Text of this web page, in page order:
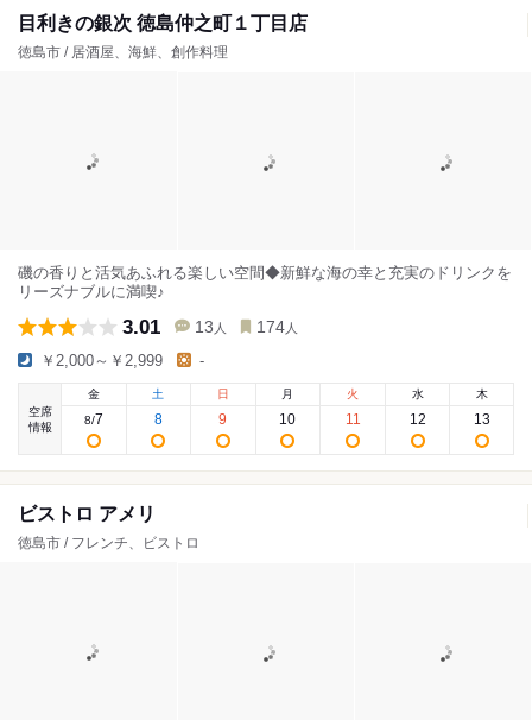
目利きの銀次 徳島仲之町１丁目店
徳島市 / 居酒屋、海鮮、創作料理
磯の香りと活気あふれる楽しい空間◆新鮮な海の幸と充実のドリンクを
リーズナブルに満喫♪
3.01 13 人 174 人
￥2,000～￥2,999 -
空席
情報
金
8/7
土
8
日
9
月
10
火
11
水
12
木
13
ビストロ アメリ
徳島市 / フレンチ、ビストロ